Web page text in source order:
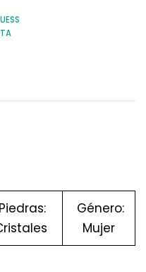
Piedras:
Género:
Mujer